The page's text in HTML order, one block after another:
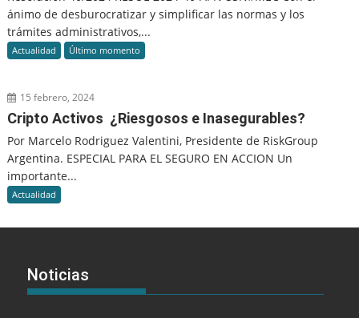
ánimo de desburocratizar y simplificar las normas y los
trámites administrativos,...
Actualidad Último momento
15 febrero, 2024
Cripto Activos ¿Riesgosos e Inasegurables?
Por Marcelo Rodriguez Valentini, Presidente de RiskGroup
Argentina. ESPECIAL PARA EL SEGURO EN ACCION Un
importante...
Actualidad
Noticias